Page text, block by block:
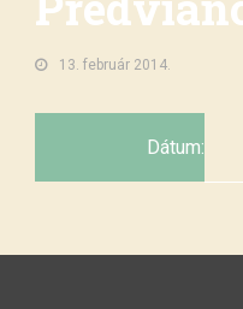
13. február 2014.
Dátum: